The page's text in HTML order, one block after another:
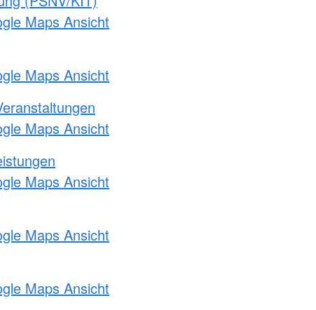
Maps Ansicht
Maps Ansicht
Maps Ansicht
Maps Ansicht
Maps Ansicht
Maps Ansicht